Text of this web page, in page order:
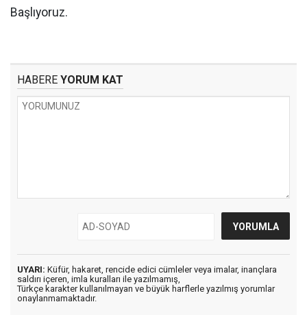
Başlıyoruz.
HABERE YORUM KAT
UYARI: Küfür, hakaret, rencide edici cümleler veya imalar, inançlara
saldırı içeren, imla kuralları ile yazılmamış,
Türkçe karakter kullanılmayan ve büyük harflerle yazılmış yorumlar
onaylanmamaktadır.